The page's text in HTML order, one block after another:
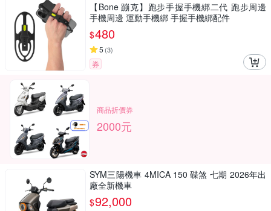
【Bone 蹦克】跑步手握手機綁二代 跑步周邊
手機周邊 運動手機綁 手握手機綁配件
$480
5 (3)
券
商品折價券
2000元
SYM三陽機車 4MICA 150 碟煞 七期 2026年出
廠全新機車
$92,000